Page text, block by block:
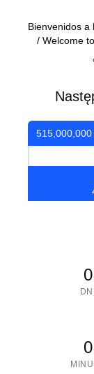
Bienvenidos a
/ Welcome
515,000,000
0
DNI
0